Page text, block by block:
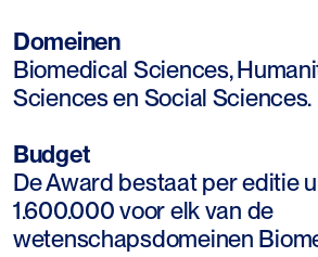
Domeinen
Biomedical Sciences,
Sciences en Social Sciences.‍
Budget
De Award bestaat per editie
1.600.000 voor elk van de
wetenschapsdomeinen